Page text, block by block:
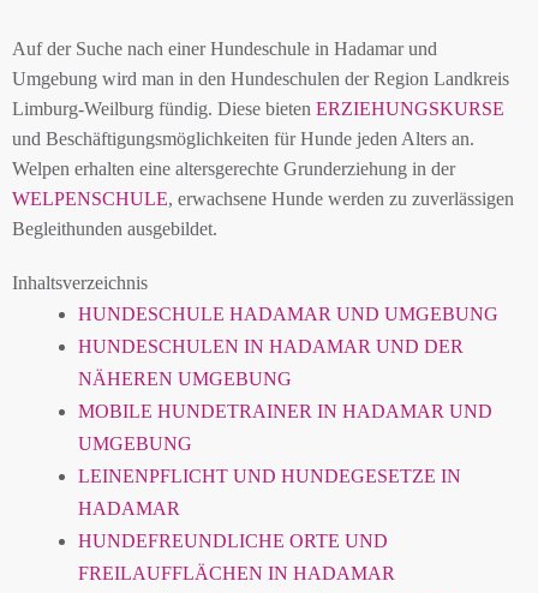
Auf der Suche nach einer Hundeschule in Hadamar und
Umgebung wird man in den Hundeschulen der Region Landkreis
Limburg-Weilburg fündig. Diese bieten ERZIEHUNGSKURSE
und Beschäftigungsmöglichkeiten für Hunde jeden Alters an.
Welpen erhalten eine altersgerechte Grunderziehung in der
WELPENSCHULE, erwachsene Hunde werden zu zuverlässigen
Begleithunden ausgebildet.
Inhaltsverzeichnis
HUNDESCHULE HADAMAR UND UMGEBUNG
HUNDESCHULEN IN HADAMAR UND DER
NÄHEREN UMGEBUNG
MOBILE HUNDETRAINER IN HADAMAR UND
UMGEBUNG
LEINENPFLICHT UND HUNDEGESETZE IN
HADAMAR
HUNDEFREUNDLICHE ORTE UND
FREILAUFFLÄCHEN IN HADAMAR